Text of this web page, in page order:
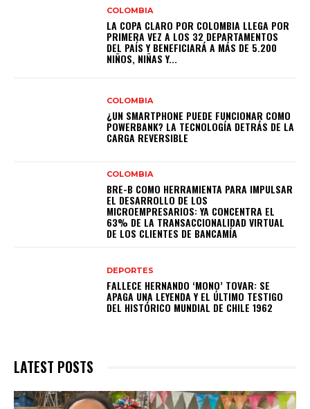
COLOMBIA
LA COPA CLARO POR COLOMBIA LLEGA POR
PRIMERA VEZ A LOS 32 DEPARTAMENTOS
DEL PAÍS Y BENEFICIARÁ A MÁS DE 5.200
NIÑOS, NIÑAS Y...
COLOMBIA
¿UN SMARTPHONE PUEDE FUNCIONAR COMO
POWERBANK? LA TECNOLOGÍA DETRÁS DE LA
CARGA REVERSIBLE
COLOMBIA
BRE-B COMO HERRAMIENTA PARA IMPULSAR
EL DESARROLLO DE LOS
MICROEMPRESARIOS: YA CONCENTRA EL
63% DE LA TRANSACCIONALIDAD VIRTUAL
DE LOS CLIENTES DE BANCAMÍA
DEPORTES
FALLECE HERNANDO ‘MONO’ TOVAR: SE
APAGA UNA LEYENDA Y EL ÚLTIMO TESTIGO
DEL HISTÓRICO MUNDIAL DE CHILE 1962
LATEST POSTS